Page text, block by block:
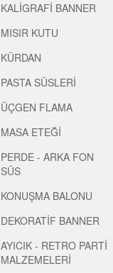
KALİGRAFİ BANNER
MISIR KUTU
KÜRDAN
PASTA SÜSLERİ
ÜÇGEN FLAMA
MASA ETEĞİ
PERDE - ARKA FON
SÜS
KONUŞMA BALONU
DEKORATİF BANNER
AYICIK - RETRO PARTİ
MALZEMELERİ